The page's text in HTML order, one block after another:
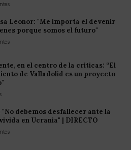
Leonor: "Me importa el devenir
porque somos el futuro"
en el centro de la críticas: “El
de Valladolid es un proyecto
"No debemos desfallecer ante la
en Ucrania" | DIRECTO